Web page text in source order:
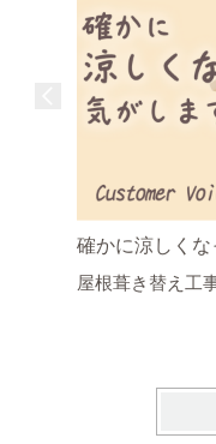
確かに涼しくな
屋根葺き替え工